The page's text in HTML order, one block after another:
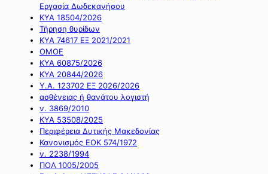
Εργασία Δωδεκανήσου
ΚΥΑ 18504/2026
Τήρηση θυρίδων
ΚΥΑ 74617 ΕΞ 2021/2021
ΟΜΟΕ
ΚΥΑ 60875/2026
ΚΥΑ 20844/2026
Υ.Α. 123702 ΕΞ 2026/2026
ασθένειας ή θανάτου λογιστή
ν. 3869/2010
ΚΥΑ 53508/2025
Περιφέρεια Δυτικής Μακεδονίας
Κανονισμός ΕΟΚ 574/1972
ν. 2238/1994
ΠΟΛ 1005/2005